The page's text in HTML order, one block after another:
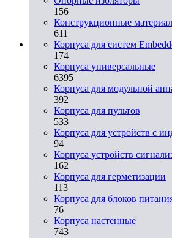
156
Конструкционные
611
Корпуса для систем
174
Корпуса универсальные
6395
Корпуса для модульной
392
Корпуса для пультов
533
Корпуса для устройств с
94
Корпуса устройств
162
Корпуса для герметизации
113
Корпуса для блоков
76
Корпуса настенные
743